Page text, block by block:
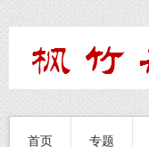
首页 专题